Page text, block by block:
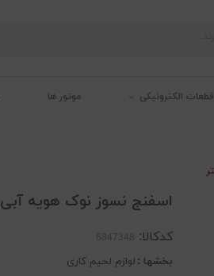
قطعات الکترونیکی موتور ها
اسفنج نسوز نوک هویه آبی 3.5*5 سانتیمتر
کدکالا:
بخشها : لوازم لحیم کاری